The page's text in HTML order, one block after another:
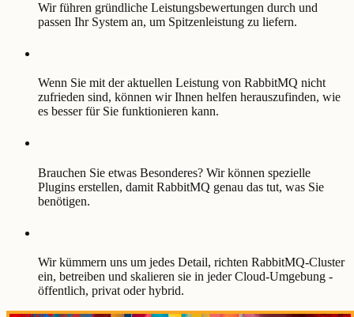
Wir führen gründliche Leistungsbewertungen durch und
passen Ihr System an, um Spitzenleistung zu liefern.
Wenn Sie mit der aktuellen Leistung von RabbitMQ nicht
zufrieden sind, können wir Ihnen helfen herauszufinden, wie
es besser für Sie funktionieren kann.
Brauchen Sie etwas Besonderes? Wir können spezielle
Plugins erstellen, damit RabbitMQ genau das tut, was Sie
benötigen.
Wir kümmern uns um jedes Detail, richten RabbitMQ-Cluster
ein, betreiben und skalieren sie in jeder Cloud-Umgebung -
öffentlich, privat oder hybrid.